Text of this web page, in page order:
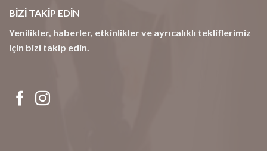
BİZİ TAKİP EDİN
Yenilikler, haberler, etkinlikler ve ayrıcalıklı tekliflerimiz
için bizi takip edin.